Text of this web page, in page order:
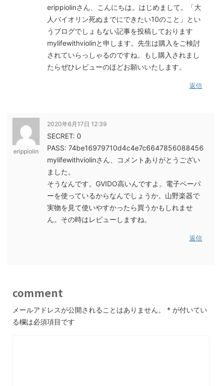
erippiolinさん、こんにちは。はじめまして。「大
人バイオリン死ぬまでにできたい10のこと」とい
うブログでしょもない記事を投稿しております
mylifewithviolinと申します。先生は購入をご検討
されていらっしゃるのですね。もし購入されまし
たらぜひレビューのほどお願いいたします。
返信
erippiolin
2020年6月17日 12:39
SECRET: 0
PASS: 74be16979710d4c4e7c6647856088456
mylifewithviolinさん、コメントありがとうござい
ました。
そうなんです。GVIDO高いんですよ。電子ペーパ
ーを使っているからなんでしょうか。山野楽器で
実物を見て使いやすかったら買うかもしれませ
ん。その時はレビューしますね。
返信
comment
メールアドレスが公開されることはありません。 * が付いてい
る欄は必須項目です